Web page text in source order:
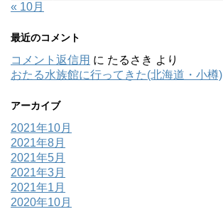
« 10月
最近のコメント
コメント返信用 に たるさき より
おたる水族館に行ってきた(北海道・小樽)
アーカイブ
2021年10月
2021年8月
2021年5月
2021年3月
2021年1月
2020年10月